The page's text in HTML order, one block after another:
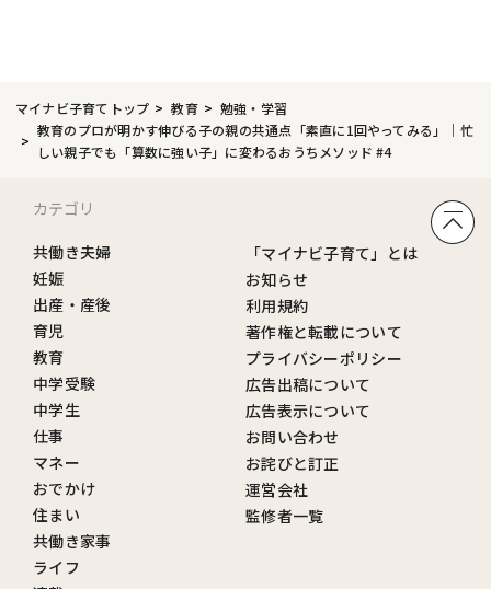
マイナビ子育てトップ 教育
勉強・学習
教育のプロが明かす伸びる子の親の共通点「素直に1回やってみる」｜忙
しい親子でも「算数に強い子」に変わるおうちメソッド #4
カテゴリ
共働き夫婦
妊娠
出産・産後
育児
教育
中学受験
中学生
仕事
マネー
おでかけ
住まい
共働き家事
ライフ
「マイナビ子育て」とは
お知らせ
利用規約
著作権と転載について
プライバシーポリシー
広告出稿について
広告表示について
お問い合わせ
お詫びと訂正
運営会社
監修者一覧